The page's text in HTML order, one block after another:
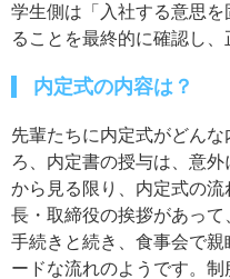
学生側は「入社する意思
ることを最終的に確認し、
内定式の内容は？
先輩たちに内定式がどん
ろ、内定書の授与は、意
から見る限り、内定式の
長・取締役の挨拶があっ
手続きと続き、食事会で
ードな流れのようです。